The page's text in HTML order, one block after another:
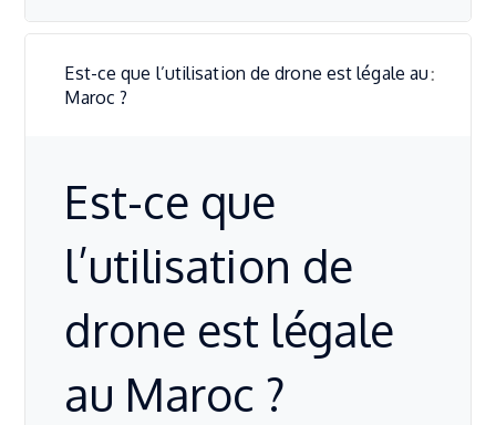
Est-ce que l’utilisation de drone est légale au
Maroc ?
Est-ce que
l’utilisation de
drone est légale
au Maroc ?